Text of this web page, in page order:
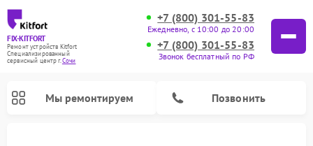
FIX-KITFORT
Ремонт устройств Kitfort
Специализированный
cервисный центр г.Сочи
+7 (800) 301-55-83
Ежедневно, с 10:00 до 20:00
+7 (800) 301-55-83
Звонок бесплатный по РФ
Мы ремонтируем Позвонить